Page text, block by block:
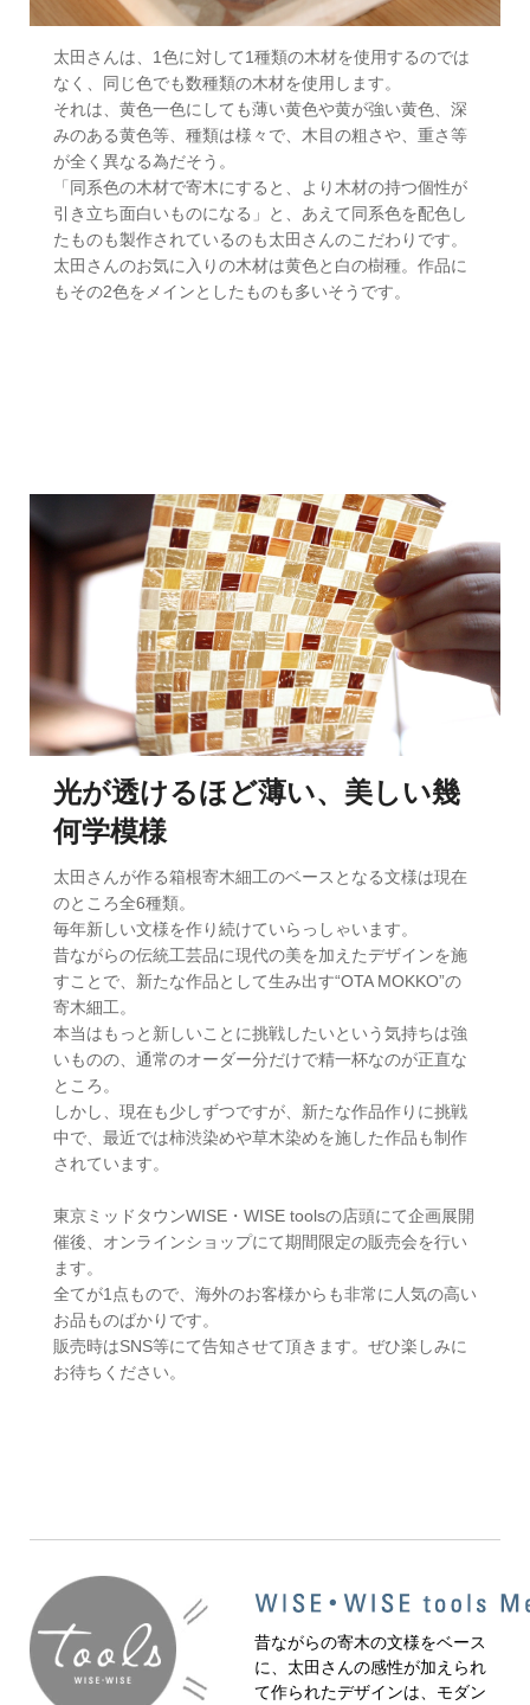
太田さんは、1色に対して1種類の木材を使用するのでは
なく、同じ色でも数種類の木材を使用します。
それは、黄色一色にしても薄い黄色や黄が強い黄色、深
みのある黄色等、種類は様々で、木目の粗さや、重さ等
が全く異なる為だそう。
「同系色の木材で寄木にすると、より木材の持つ個性が
引き立ち面白いものになる」と、あえて同系色を配色し
たものも製作されているのも太田さんのこだわりです。
太田さんのお気に入りの木材は黄色と白の樹種。作品に
もその2色をメインとしたものも多いそうです。
光が透けるほど薄い、美しい幾
何学模様
太田さんが作る箱根寄木細工のベースとなる文様は現在
のところ全6種類。
毎年新しい文様を作り続けていらっしゃいます。
昔ながらの伝統工芸品に現代の美を加えたデザインを施
すことで、新たな作品として生み出す“OTA MOKKO”の
寄木細工。
本当はもっと新しいことに挑戦したいという気持ちは強
いものの、通常のオーダー分だけで精一杯なのが正直な
ところ。
しかし、現在も少しずつですが、新たな作品作りに挑戦
中で、最近では柿渋染めや草木染めを施した作品も制作
されています。
東京ミッドタウンWISE・WISE toolsの店頭にて企画展開
催後、オンラインショップにて期間限定の販売会を行い
ます。
全てが1点もので、海外のお客様からも非常に人気の高い
お品ものばかりです。
販売時はSNS等にて告知させて頂きます。ぜひ楽しみに
お待ちください。
昔ながらの寄木の文様をベース
に、太田さんの感性が加えられ
て作られたデザインは、モダン